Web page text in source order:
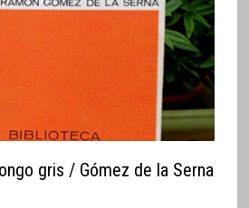
gris / Gómez de la Serna